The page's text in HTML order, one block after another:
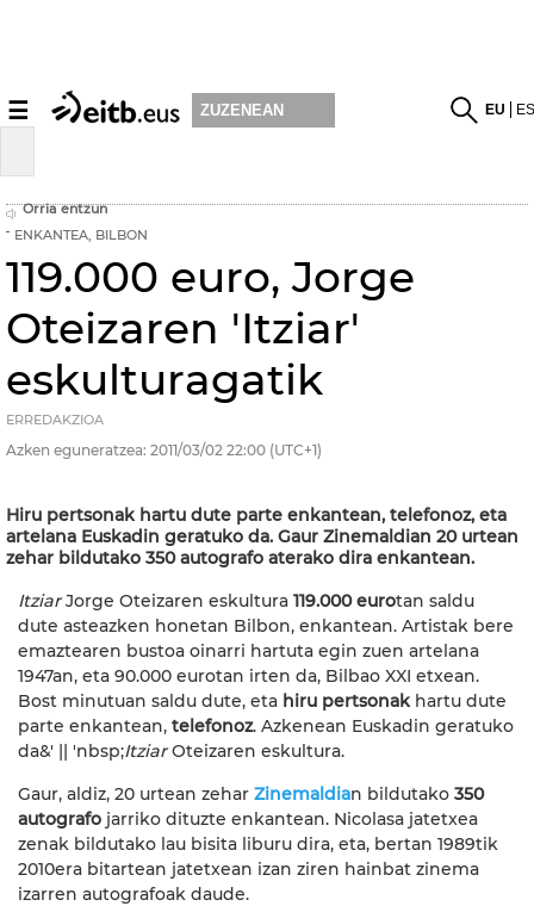
☰ ZUZENEAN EU
Orria entzun
ENKANTEA, BILBON
119.000 euro, Jorge
Oteizaren 'Itziar'
eskulturagatik
ERREDAKZIOA
Azken eguneratzea: 2011/03/02 22:00 (UTC+1)
Hiru pertsonak hartu dute parte enkantean, telefonoz, eta
artelana Euskadin geratuko da. Gaur Zinemaldian 20 urtean
zehar bildutako 350 autografo aterako dira enkantean.
Itziar Jorge Oteizaren eskultura 119.000 eurotan saldu
dute asteazken honetan Bilbon, enkantean. Artistak bere
emaztearen bustoa oinarri hartuta egin zuen artelana
1947an, eta 90.000 eurotan irten da, Bilbao XXI etxean.
Bost minutuan saldu dute, eta hiru pertsonakhartu dute
parte enkantean, telefonoz. Azkenean Euskadin geratuko
da&' || 'nbsp;Itziar Oteizaren eskultura.
Gaur, aldiz, 20 urtean zehar Zinemaldian bildutako 350
autografo jarriko dituzte enkantean. Nicolasa jatetxea
zenak bildutako lau bisita liburu dira, eta, bertan 1989tik
2010era bitartean jatetxean izan ziren hainbat zinema
izarren autografoak daude.